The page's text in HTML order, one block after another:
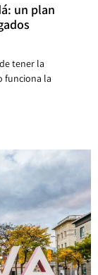
un plan
tener la
funciona la